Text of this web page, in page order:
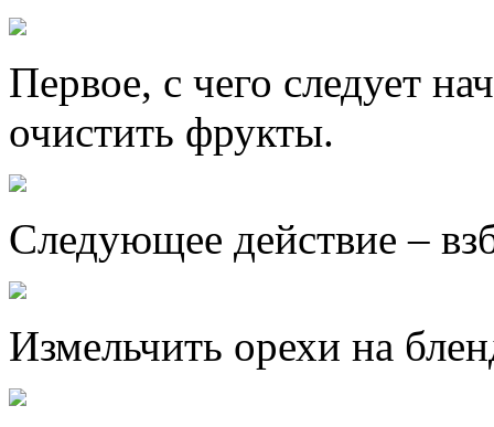
Первое, с чего следует
очистить фрукты.
Следующее действие –
Измельчить орехи на